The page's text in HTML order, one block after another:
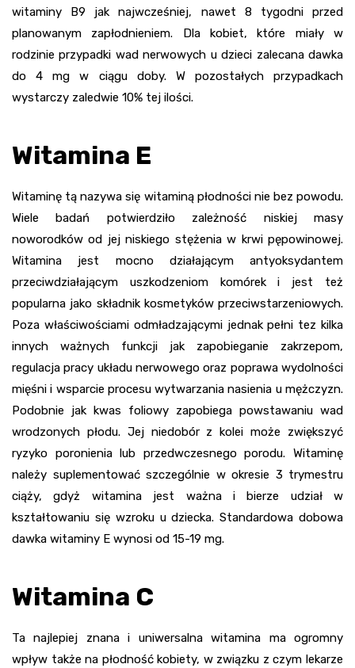
witaminy B9 jak najwcześniej, nawet 8 tygodni przed
planowanym zapłodnieniem. Dla kobiet, które miały w
rodzinie przypadki wad nerwowych u dzieci zalecana dawka
do 4 mg w ciągu doby. W pozostałych przypadkach
wystarczy zaledwie 10% tej ilości.
Witamina E
Witaminę tą nazywa się witaminą płodności nie bez powodu.
Wiele badań potwierdziło zależność niskiej masy
noworodków od jej niskiego stężenia w krwi pępowinowej.
Witamina jest mocno działającym antyoksydantem
przeciwdziałającym uszkodzeniom komórek i jest też
popularna jako składnik kosmetyków przeciwstarzeniowych.
Poza właściwościami odmładzającymi jednak pełni tez kilka
innych ważnych funkcji jak zapobieganie zakrzepom,
regulacja pracy układu nerwowego oraz poprawa wydolności
mięśni i wsparcie procesu wytwarzania nasienia u mężczyzn.
Podobnie jak kwas foliowy zapobiega powstawaniu wad
wrodzonych płodu. Jej niedobór z kolei może zwiększyć
ryzyko poronienia lub przedwczesnego porodu. Witaminę
należy suplementować szczególnie w okresie 3 trymestru
ciąży, gdyż witamina jest ważna i bierze udział w
kształtowaniu się wzroku u dziecka. Standardowa dobowa
dawka witaminy E wynosi od 15-19 mg.
Witamina C
Ta najlepiej znana i uniwersalna witamina ma ogromny
wpływ także na płodność kobiety, w związku z czym lekarze